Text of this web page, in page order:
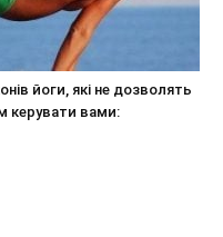
йоги, які не дозволять
керувати вами: